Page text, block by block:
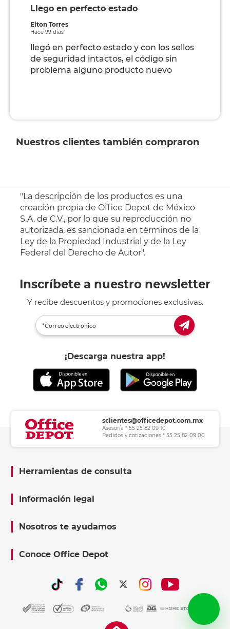
Llego en perfecto estado
Elton Torres
Hace 99 días
llegó en perfecto estado y con los sellos
de seguridad intactos, el código sin
problema alguno producto nuevo
Nuestros clientes también compraron
"La descripción de los productos es una
creación propia de Office Depot de México
S.A. de C.V., por lo que su reproducción no
autorizada, es sancionada en términos de la
Ley de la Propiedad Industrial y de la Ley
Federal del Derecho de Autor".
Inscríbete a nuestro newsletter
Y recibe descuentos y promociones exclusivas.
¡Descarga nuestra app!
sclientes@officedepot.com.mx
Asesoría * 55 25 82 09 10
Pedidos y cotizaciones * 55 25 82 09 00
Herramientas de consulta
Información legal
Nosotros te ayudamos
Conoce Office Depot